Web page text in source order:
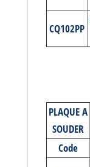
CQ102PP
PLAQUE A
SOUDER
Code